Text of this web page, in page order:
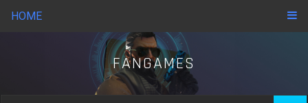
HOME
FANGAMES